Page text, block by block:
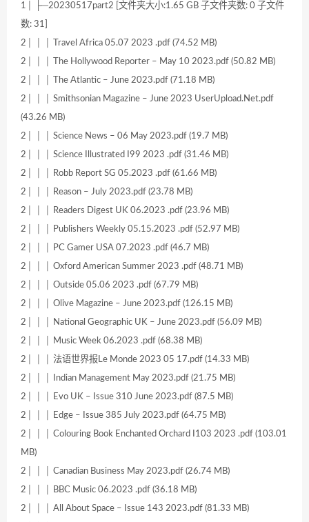
1│ ├─20230517part2 [文件夹大小:1.65 GB 子文件夹数: 0 子文件
数: 31]
2│ │ │ Travel Africa 05.07 2023 .pdf (74.52 MB)
2│ │ │ The Hollywood Reporter – May 10 2023.pdf (50.82 MB)
2│ │ │ The Atlantic – June 2023.pdf (71.18 MB)
2│ │ │ Smithsonian Magazine – June 2023 UserUpload.Net.pdf
(43.26 MB)
2│ │ │ Science News – 06 May 2023.pdf (19.7 MB)
2│ │ │ Science Illustrated I99 2023 .pdf (31.46 MB)
2│ │ │ Robb Report SG 05.2023 .pdf (61.66 MB)
2│ │ │ Reason – July 2023.pdf (23.78 MB)
2│ │ │ Readers Digest UK 06.2023 .pdf (23.96 MB)
2│ │ │ Publishers Weekly 05.15.2023 .pdf (52.97 MB)
2│ │ │ PC Gamer USA 07.2023 .pdf (46.7 MB)
2│ │ │ Oxford American Summer 2023 .pdf (48.71 MB)
2│ │ │ Outside 05.06 2023 .pdf (67.79 MB)
2│ │ │ Olive Magazine – June 2023.pdf (126.15 MB)
2│ │ │ National Geographic UK – June 2023.pdf (56.09 MB)
2│ │ │ Music Week 06.2023 .pdf (68.38 MB)
2│ │ │ 法语世界报Le Monde 2023 05 17.pdf (14.33 MB)
2│ │ │ Indian Management May 2023.pdf (21.75 MB)
2│ │ │ Evo UK – Issue 310 June 2023.pdf (87.5 MB)
2│ │ │ Edge – Issue 385 July 2023.pdf (64.75 MB)
2│ │ │ Colouring Book Enchanted Orchard I103 2023 .pdf (103.01
MB)
2│ │ │ Canadian Business May 2023.pdf (26.74 MB)
2│ │ │ BBC Music 06.2023 .pdf (36.18 MB)
2│ │ │ All About Space – Issue 143 2023.pdf (81.33 MB)